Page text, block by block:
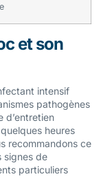
et son
intensif
pathogènes
d’entretien
heures
recommandons ce
signes de
particuliers